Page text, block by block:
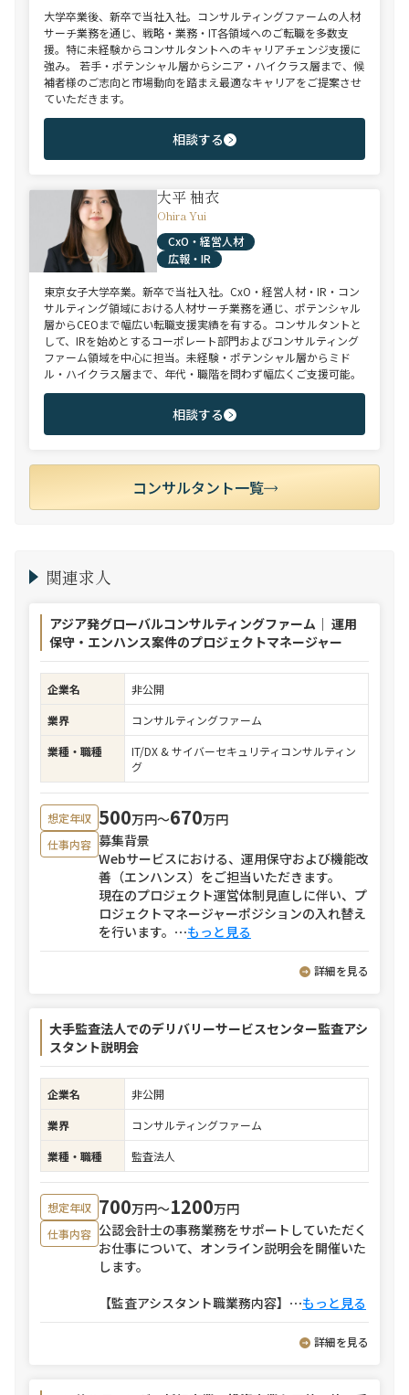
大学卒業後、新卒で当社入社。コンサルティングファームの人材
サーチ業務を通じ、戦略・業務・IT各領域へのご転職を多数支
援。特に未経験からコンサルタントへのキャリアチェンジ支援に
強み。 若手・ポテンシャル層からシニア・ハイクラス層まで、候
補者様のご志向と市場動向を踏まえ最適なキャリアをご提案させ
ていただきます。
相談する
大平 柚衣
Ohira Yui
CxO・経営人材
広報・IR
東京女子大学卒業。新卒で当社入社。CxO・経営人材・IR・コン
サルティング領域における人材サーチ業務を通じ、ポテンシャル
層からCEOまで幅広い転職支援実績を有する。コンサルタントと
して、IRを始めとするコーポレート部門およびコンサルティング
ファーム領域を中心に担当。未経験・ポテンシャル層からミド
ル・ハイクラス層まで、年代・職階を問わず幅広くご支援可能。
相談する
コンサルタント一覧
関連求人
アジア発グローバルコンサルティングファーム｜ 運用
保守・エンハンス案件のプロジェクトマネージャー
企業名
非公開
業界
コンサルティングファーム
業種・職種
IT/DX & サイバーセキュリティコンサルティン
グ
想定年収 500万円〜670万円
仕事内容 募集背景
Webサービスにおける、運用保守および機能改
善（エンハンス）をご担当いただきます。
現在のプロジェクト運営体制見直しに伴い、プ
ロジェクトマネージャーポジションの入れ替え
を行います。 ⋯もっと見る
詳細を見る
大手監査法人でのデリバリーサービスセンター監査アシ
スタント説明会
企業名
非公開
業界
コンサルティングファーム
業種・職種
監査法人
想定年収 700万円〜1200万円
仕事内容 公認会計士の事務業務をサポートしていただく
お仕事について、オンライン説明会を開催いた
します。
【監査アシスタント職業務内容】 ⋯もっと見る
詳細を見る